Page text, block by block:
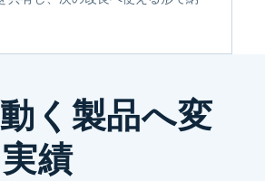
く製品へ変
績